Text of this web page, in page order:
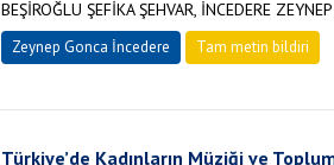
BEŞİROĞLU ŞEFİKA ŞEHVAR, İNCEDERE
Zeynep Gonca İncedere Tam metin bildiri
Türkiye’de Kadınların Müziği ve